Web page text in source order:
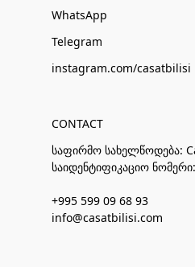
WhatsApp
Telegram
instagram.com/casatbilisi
CONTACT
საფირმო სახელწოდება:
საიდენტიფიკაციო
+995 599 09 68 93
info@casatbilisi.com